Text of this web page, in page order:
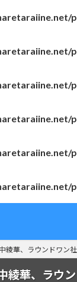
綾華、ラウンドワン
綾華、ラウ